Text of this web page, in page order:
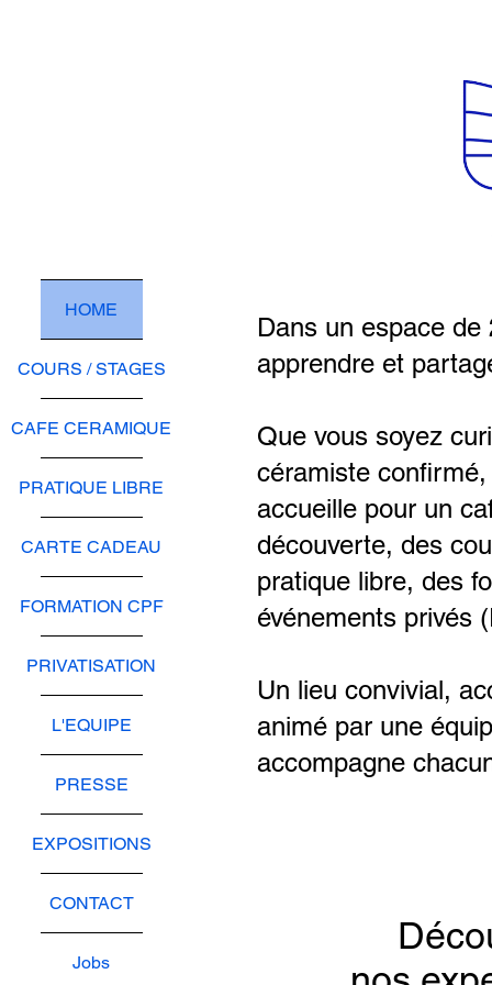
HOME
COURS / STAGES
CAFE CERAMIQUE
PRATIQUE LIBRE
CARTE CADEAU
FORMATION CPF
PRIVATISATION
L'EQUIPE
PRESSE
EXPOSITIONS
CONTACT
Jobs
Dans un espace de
apprendre et
Que vous soyez
céramiste
accueille pour un
découverte, des
pratique libre, des
événements privés
Un lieu convivial,
animé par une
accompagne